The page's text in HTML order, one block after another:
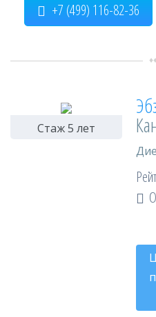
+7 (499) 116-82-36
Стаж 5 лет